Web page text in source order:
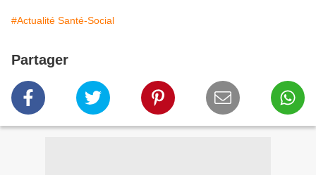
#Actualité Santé-Social
Partager